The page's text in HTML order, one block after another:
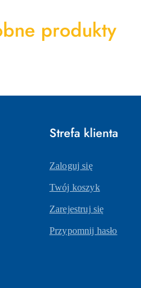
produkty
Strefa klienta
Zaloguj się
Twój koszyk
Zarejestruj się
Przypomnij hasło